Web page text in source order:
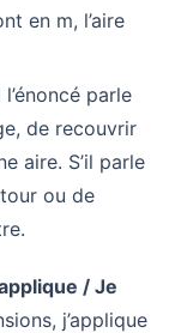
en m, l’aire
l’énoncé parle
de recouvrir
aire. S’il parle
ou de
/ Je
j’applique